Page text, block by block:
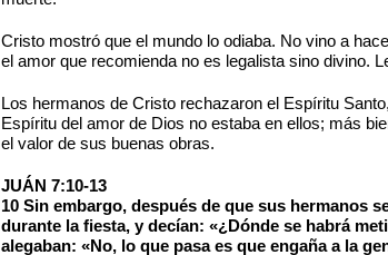
Cristo mostró que el mundo lo odiaba. No vino a
el amor que recomienda no es legalista sino divino.
Los hermanos de Cristo rechazaron el Espíritu
Espíritu del amor de Dios no estaba en ellos; más
el valor de sus buenas obras.
JUÁN 7:10-13
10 Sin embargo, después de que sus hermanos
durante la fiesta, y decían: «¿Dónde se habrá
alegaban: «No, lo que pasa es que engaña a la